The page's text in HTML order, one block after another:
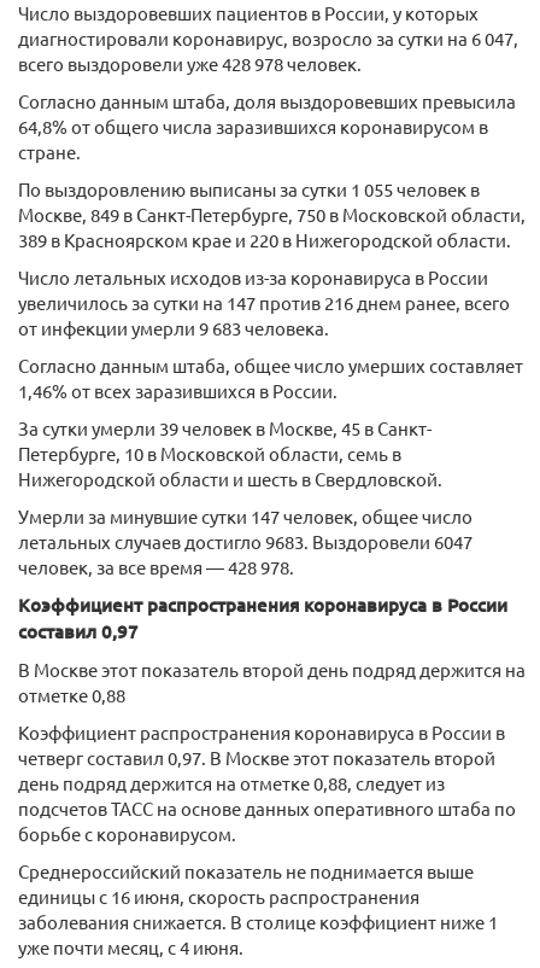
Число выздоровевших пациентов в России, у которых
диагностировали коронавирус, возросло за сутки на 6 047,
всего выздоровели уже 428 978 человек.
Согласно данным штаба, доля выздоровевших превысила
64,8% от общего числа заразившихся коронавирусом в
стране.
По выздоровлению выписаны за сутки 1 055 человек в
Москве, 849 в Санкт-Петербурге, 750 в Московской области,
389 в Красноярском крае и 220 в Нижегородской области.
Число летальных исходов из-за коронавируса в России
увеличилось за сутки на 147 против 216 днем ранее, всего
от инфекции умерли 9 683 человека.
Согласно данным штаба, общее число умерших составляет
1,46% от всех заразившихся в России.
За сутки умерли 39 человек в Москве, 45 в Санкт-
Петербурге, 10 в Московской области, семь в
Нижегородской области и шесть в Свердловской.
Умерли за минувшие сутки 147 человек, общее число
летальных случаев достигло 9683. Выздоровели 6047
человек, за все время — 428 978.
Коэффициент распространения коронавируса в России
составил 0,97
В Москве этот показатель второй день подряд держится на
отметке 0,88
Коэффициент распространения коронавируса в России в
четверг составил 0,97. В Москве этот показатель второй
день подряд держится на отметке 0,88, следует из
подсчетов ТАСС на основе данных оперативного штаба по
борьбе с коронавирусом.
Среднероссийский показатель не поднимается выше
единицы с 16 июня, скорость распространения
заболевания снижается. В столице коэффициент ниже 1
уже почти месяц, с 4 июня.